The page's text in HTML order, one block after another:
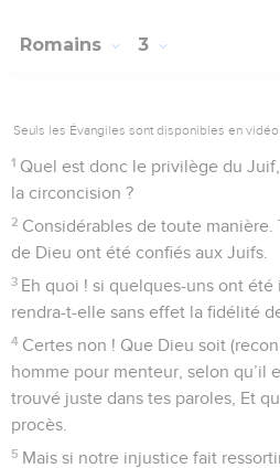
Romains 3
Seuls les Évangiles sont disponibles en vidéo
1 Quel est donc le privilège du
la circoncision ?
2 Considérables de toute manière.
de Dieu ont été confiés aux Juifs.
3 Eh quoi ! si quelques-uns ont
rendra-t-elle sans effet la fidélité
4 Certes non ! Que Dieu soit
homme pour menteur, selon qu’il
trouvé juste dans tes paroles, Et
procès.
5 Mais si notre injustice fait